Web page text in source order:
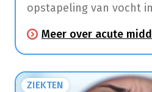
opstapeling van vocht
ondervindt je kind pijn.
te hoog wordt, kan een
trommelvlies ontstaan.
Meer over acute
ZIEKTEN